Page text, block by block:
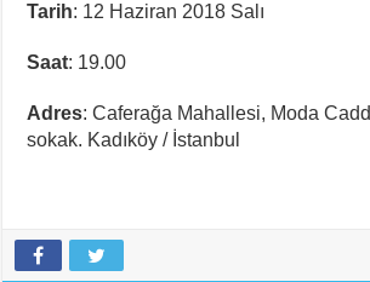
Tarih: 12 Haziran 2018 Salı
Saat: 19.00
Adres: Caferağa Mahallesi, Moda
sokak. Kadıköy / İstanbul